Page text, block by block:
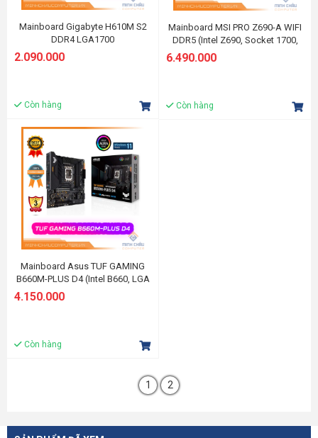
Mainboard Gigabyte H610M S2
DDR4 LGA1700
2.090.000
Còn hàng
Mainboard MSI PRO Z690-A WIFI
DDR5 (Intel Z690, Socket 1700,
ATX, 4 khe Ram DDR5)
6.490.000
Còn hàng
Mainboard Asus TUF GAMING
B660M-PLUS D4 (Intel B660, LGA
1700, M-ATX, 4 khe Ram DDR4)
4.150.000
Còn hàng
1 2